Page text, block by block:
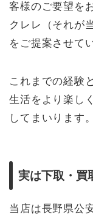
客様のご要望を
クレレ（それが
をご提案させて
これまでの経験
生活をより楽し
してまいります
実は下取・買
当店は長野県公